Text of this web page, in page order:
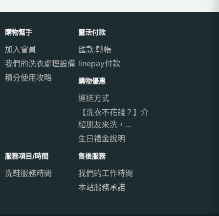
購物幫手
加入會員
我們的洗衣處理設備
積分使用攻略
靈活付款
匯款.轉帳
linepay付款
購物優惠
運送方式
【洗衣不花錢？】介
紹朋友來洗，...
生日禮金說明
服務項目/時間
洗鞋服務時間
售後服務
我們的工作時間
本站服務承諾